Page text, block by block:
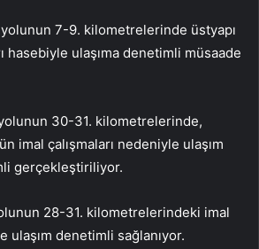
7-9. kilometrelerinde üstyapı
hasebiyle ulaşıma denetimli müsaade
30-31. kilometrelerinde,
imal çalışmaları nedeniyle ulaşım
gerçekleştiriliyor.
28-31. kilometrelerindeki imal
ulaşım denetimli sağlanıyor.